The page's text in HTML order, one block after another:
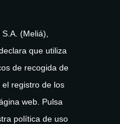
(Meliá),
que utiliza
de recogida de
registro de los
web. Pulsa
política de uso